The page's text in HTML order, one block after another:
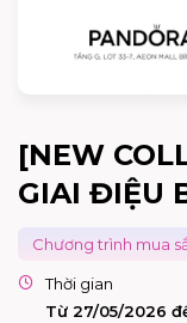
[NEW
GIAI ĐIỆU
Chương trình mua
Thời gian
Từ 27/05/2026